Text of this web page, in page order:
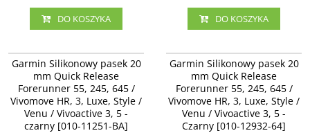
DO KOSZYKA DO KOSZYKA
Garmin Silikonowy pasek 20 mm
Quick Release Forerunner 55, 245,
645 / Vivomove HR, 3, Luxe, Style /
Venu / Vivoactive 3, 5 - czarny [010-
11251-BA]
Garmin Silikonowy pasek 20
mm Quick Release
Forerunner 55, 245, 645 /
Vivomove HR, 3, Luxe, Style /
Venu / Vivoactive 3, 5 -
czarny [010-11251-BA]
Garmin Silikonowy pasek 20 mm
Quick Release Forerunner 55, 245,
645 / Vivomove HR, 3, Luxe, Style /
Venu / Vivoactive 3, 5 - Czarny
[010-12932-64]
Garmin Silikonowy pasek 20
mm Quick Release
Forerunner 55, 245, 645 /
Vivomove HR, 3, Luxe, Style /
Venu / Vivoactive 3, 5 -
Czarny [010-12932-64]